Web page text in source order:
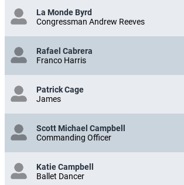
La Monde Byrd
Congressman Andrew Reeves
Rafael Cabrera
Franco Harris
Patrick Cage
James
Scott Michael Campbell
Commanding Officer
Katie Campbell
Ballet Dancer